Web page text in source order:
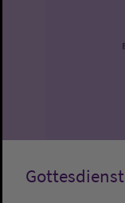
Gottesdienst